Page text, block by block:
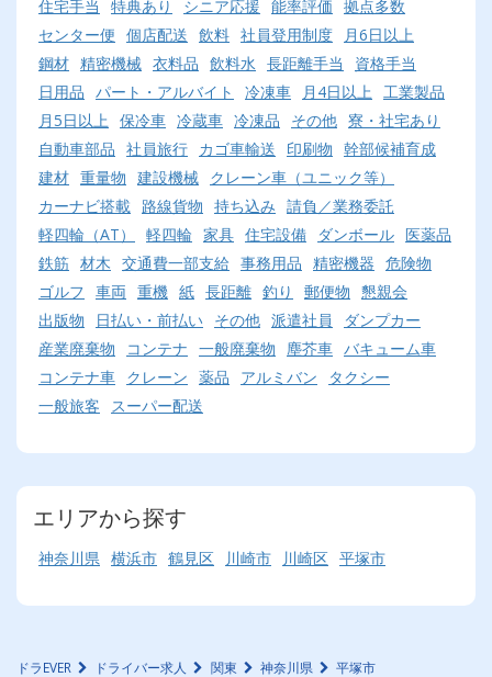
住宅手当
特典あり シニア応援 能率評価 拠点多数
センター便 個店配送 飲料 社員登用制度
月6日以上
鋼材 精密機械 衣料品 飲料水 長距離手当
資格手当
日用品 パート・アルバイト 冷凍車 月4日以上 工業製品
月5日以上 保冷車 冷蔵車 冷凍品 その他 寮・社宅あり
自動車部品 社員旅行 カゴ車輸送 印刷物 幹部候補育成
建材 重量物 建設機械 クレーン車（ユニック等）
カーナビ搭載 路線貨物 持ち込み 請負／業務委託
軽四輪（AT）
軽四輪 家具 住宅設備 ダンボール 医薬品
鉄筋 材木 交通費一部支給 事務用品 精密機器 危険物
ゴルフ 車両 重機 紙 長距離 釣り 郵便物 懇親会
出版物
日払い・前払い その他 派遣社員
ダンプカー
産業廃棄物
コンテナ 一般廃棄物 塵芥車 バキューム車
コンテナ車 クレーン 薬品 アルミバン
タクシー
一般旅客
スーパー配送
エリアから探す
神奈川県 横浜市 鶴見区 川崎市 川崎区 平塚市
ドラEVER ドライバー求人 関東 神奈川県 平塚市